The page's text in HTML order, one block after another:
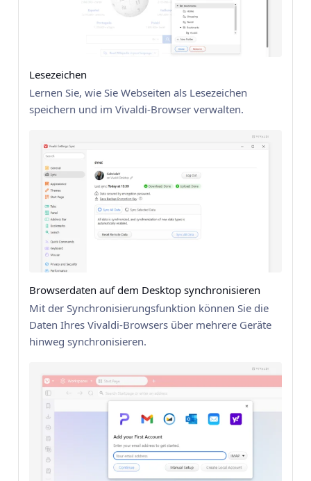
Lesezeichen
Lernen Sie, wie Sie Webseiten als Lesezeichen
speichern und im Vivaldi-Browser verwalten.
Browserdaten auf dem Desktop synchronisieren
Mit der Synchronisierungsfunktion können Sie die
Daten Ihres Vivaldi-Browsers über mehrere Geräte
hinweg synchronisieren.